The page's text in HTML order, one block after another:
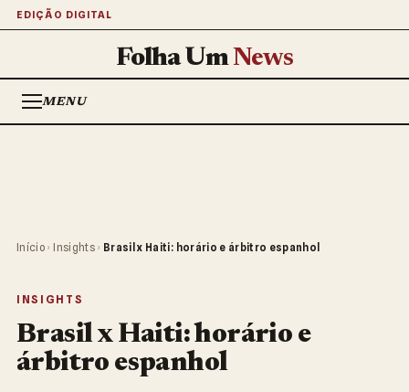
EDIÇÃO DIGITAL
Folha UmNews
MENU
Início › Insights › Brasil x Haiti: horário e árbitro espanhol
INSIGHTS
Brasil x Haiti: horário e
árbitro espanhol